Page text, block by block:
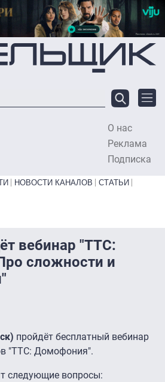
содержанию
О нас
Реклама
Подписка
НОВОСТИ КАНАЛОВ
СТАТЬИ
вебинар "ТТС:
сложности и
пройдёт бесплатный вебинар
"ТТС: Домофония".
следующие вопросы: